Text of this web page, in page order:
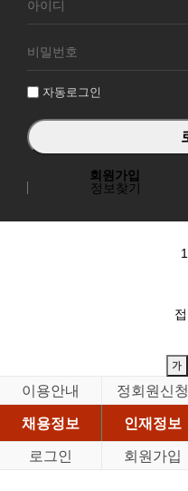
원
그
자동로그인
회원가입
정보찾기
이용안내 정회원신청
채용정보
인재정보
로그인
회원가입